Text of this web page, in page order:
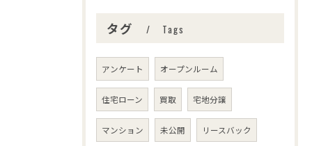
タグ Tags
アンケート オープンルーム
住宅ローン 買取 宅地分譲
マンション 未公開 リースバック